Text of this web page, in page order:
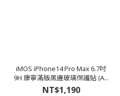
iMOS iPhone14 Pro Max 6.7吋
9H 康寧滿版黑邊玻璃保護貼 (A...
NT$1,190